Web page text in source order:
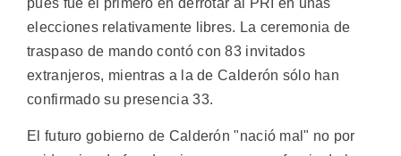
elecciones relativamente libres. La ceremonia de
traspaso de mando contó con 83 invitados
extranjeros, mientras a la de Calderón sólo han
confirmado su presencia 33.
El futuro gobierno de Calderón "nació mal" no por